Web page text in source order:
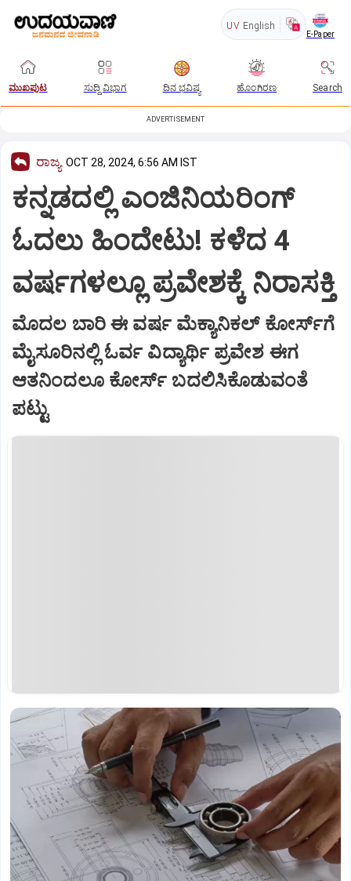
UV English
E-Paper
ಮುಖಪುಟ ಸುದ್ದಿ ವಿಭಾಗ ದಿನ ಭವಿಷ್ಯ ಹೊಂಗಿರಣ Search
ADVERTISEMENT
ರಾಜ್ಯ OCT 28, 2024, 6:56 AM IST
ಕನ್ನಡದಲ್ಲಿ ಎಂಜಿನಿಯರಿಂಗ್‌
ಓದಲು ಹಿಂದೇಟು! ಕಳೆದ 4
ವರ್ಷಗಳಲ್ಲೂ ಪ್ರವೇಶಕ್ಕೆ ನಿರಾಸಕ್ತಿ
ಮೊದಲ ಬಾರಿ ಈ ವರ್ಷ ಮೆಕ್ಯಾನಿಕಲ್‌ ಕೋರ್ಸ್‌ಗೆ
ಮೈಸೂರಿನಲ್ಲಿ ಓರ್ವ ವಿದ್ಯಾರ್ಥಿ ಪ್ರವೇಶ ಈಗ
ಆತನಿಂದಲೂ ಕೋರ್ಸ್‌ ಬದಲಿಸಿಕೊಡುವಂತೆ
ಪಟ್ಟು